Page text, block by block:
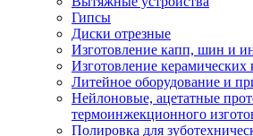
Гипсы
Диски отрезные
Изготовление капп, шин и
Изготовление керамических
Литейное оборудование и
Нейлоновые, ацетатные
термоинжекционного
Полировка для